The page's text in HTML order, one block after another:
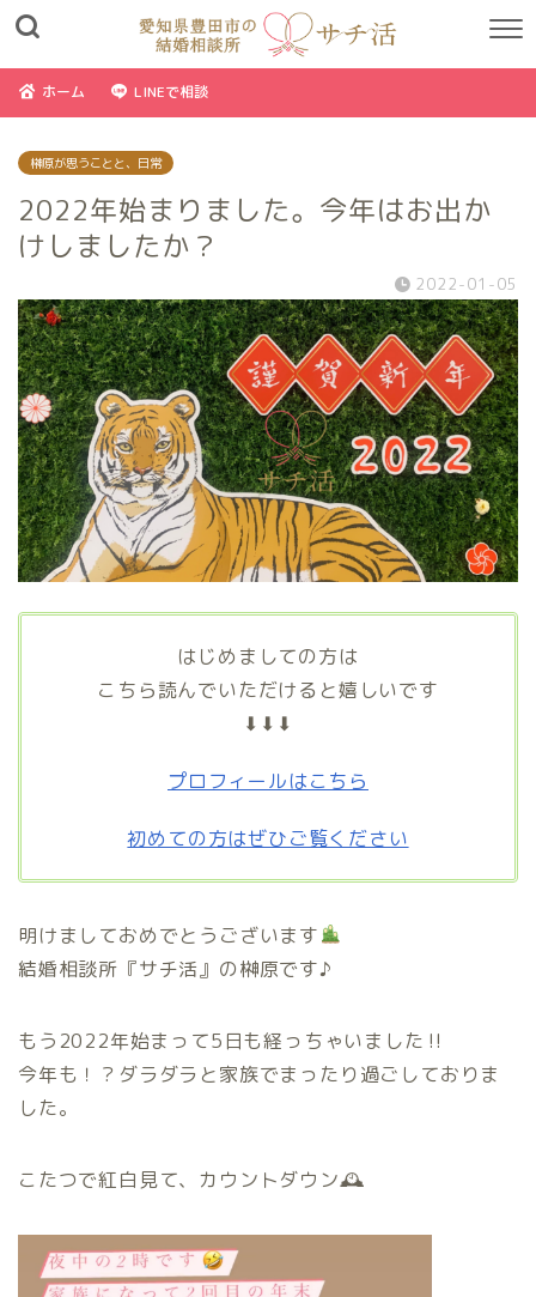
ホーム LINEで相談
榊原が思うことと、日常
2022年始まりました。今年はお出か
けしましたか？
2022-01-05
はじめましての方は
こちら読んでいただけると嬉しいです
⬇⬇⬇
プロフィールはこちら
初めての方はぜひご覧ください
明けましておめでとうございます
結婚相談所『サチ活』の榊原です♪
もう2022年始まって5日も経っちゃいました‼︎
今年も！？ダラダラと家族でまったり過ごしておりま
した。
こたつで紅白見て、カウントダウン🕰